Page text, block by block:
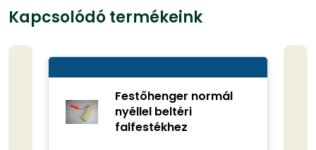
Kapcsolódó termékeink
Festőhenger normál
nyéllel beltéri
falfestékhez